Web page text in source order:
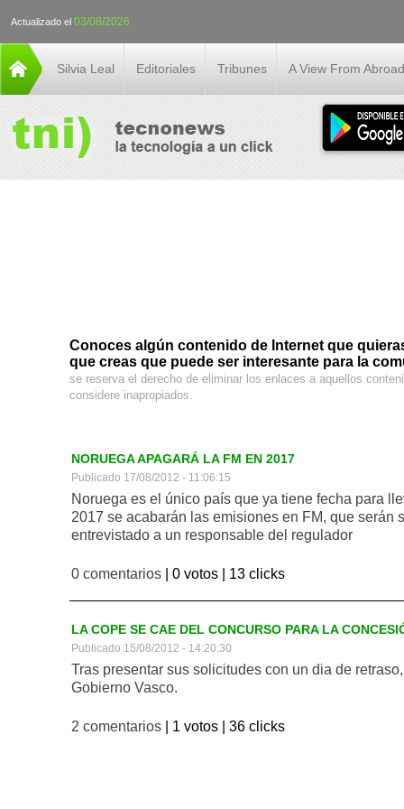
Actualizado el 03/08/2026
Silvia Leal Editoriales Tribunes A View From Abroad
Conoces algún contenido de Internet que
que creas que puede ser interesante para la
se reserva el derecho de eliminar los enlaces a aquellos
considere inapropiados.
NORUEGA APAGARÁ LA FM EN 2017
Publicado 17/08/2012 - 11:06:15
Noruega es el único país que ya tiene fecha para
2017 se acabarán las emisiones en FM, que serán
entrevistado a un responsable del regulador
0 comentarios | 0 votos | 13 clicks
LA COPE SE CAE DEL CONCURSO PARA LA
Publicado 15/08/2012 - 14:20:30
Tras presentar sus solicitudes con un dia de
Gobierno Vasco.
2 comentarios | 1 votos | 36 clicks